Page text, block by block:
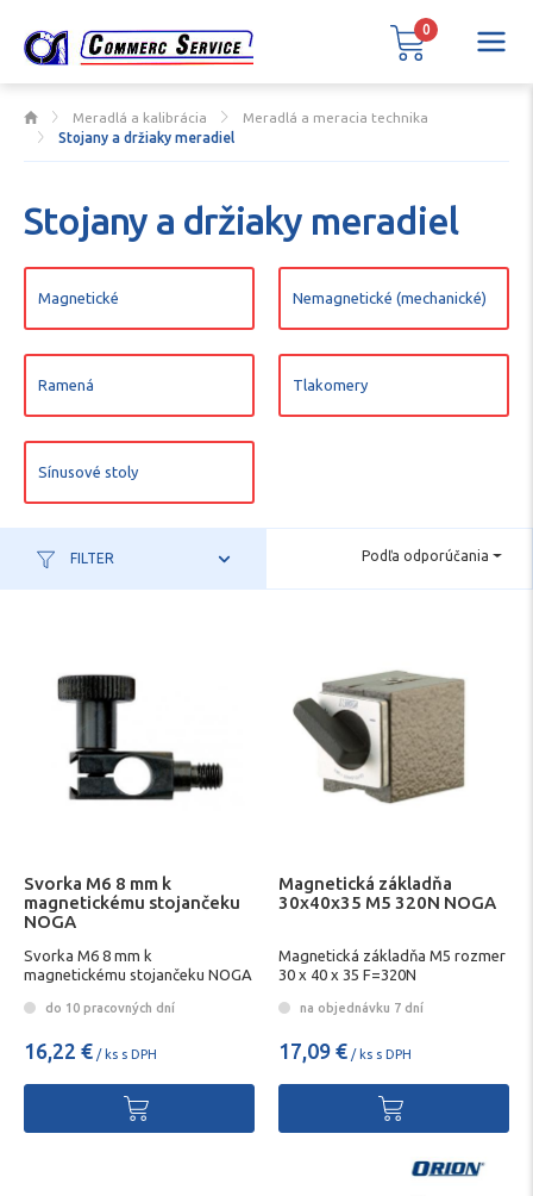
Meradlá a kalibrácia
Meradlá a meracia technika
Stojany a držiaky meradiel
Stojany a držiaky meradiel
Magnetické Nemagnetické (mechanické)
Ramená Tlakomery
Sínusové stoly
FILTER Podľa odporúčania
Svorka M6 8 mm k
magnetickému stojančeku
NOGA
Svorka M6 8 mm k
magnetickému stojančeku NOGA
do 10 pracovných dní
16,22 € / ks s DPH
Magnetická základňa
30x40x35 M5 320N NOGA
Magnetická základňa M5 rozmer
30 x 40 x 35 F=320N
na objednávku 7 dní
17,09 € / ks s DPH
0